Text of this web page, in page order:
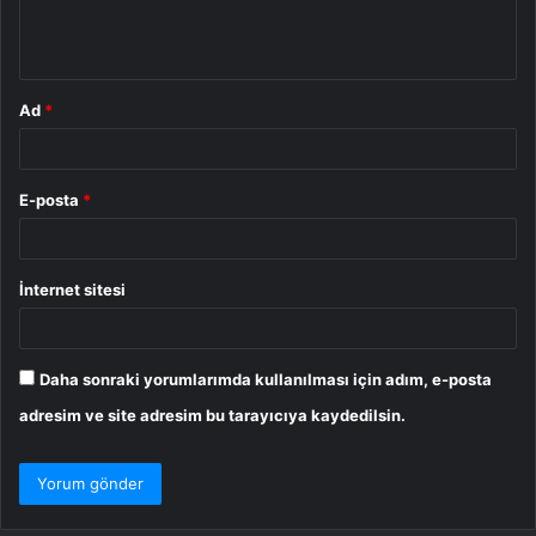
Ad *
E-posta *
İnternet sitesi
Daha sonraki yorumlarımda kullanılması için adım, e-posta
adresim ve site adresim bu tarayıcıya kaydedilsin.